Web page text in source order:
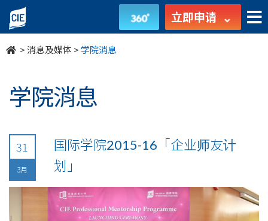
undefined 立即申请
>消息及媒体 >学院消息
学院消息
31
3月
国际学院2015-16「企业师友计
划」